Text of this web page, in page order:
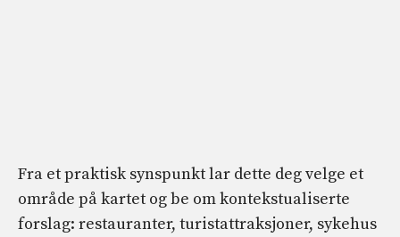
Fra et praktisk synspunkt lar dette deg velge et
område på kartet og be om kontekstualiserte
forslag: restauranter, turistattraksjoner, sykehus